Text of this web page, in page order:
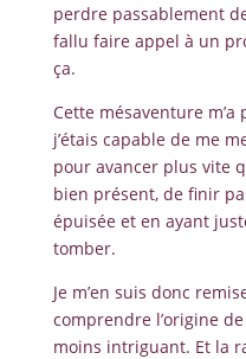
perdre passablement
fallu faire appel à un
ça.
Cette mésaventure
j’étais capable de me
pour avancer plus vite
bien présent, de finir
épuisée et en ayant
tomber.
Je m’en suis donc
comprendre l’origine
moins intriguant. Et la